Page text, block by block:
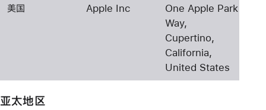
美国 Apple Inc
One Apple Park
Way,
Cupertino,
California,
United States
亚太地区